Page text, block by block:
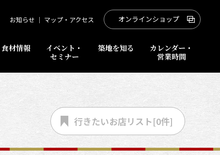
食材情報
イベント・
セミナー
築地を知る
カレンダー・
営業時間
お知らせ ｜ マップ・アクセス オンラインショップ
行きたいお店リスト[0件]